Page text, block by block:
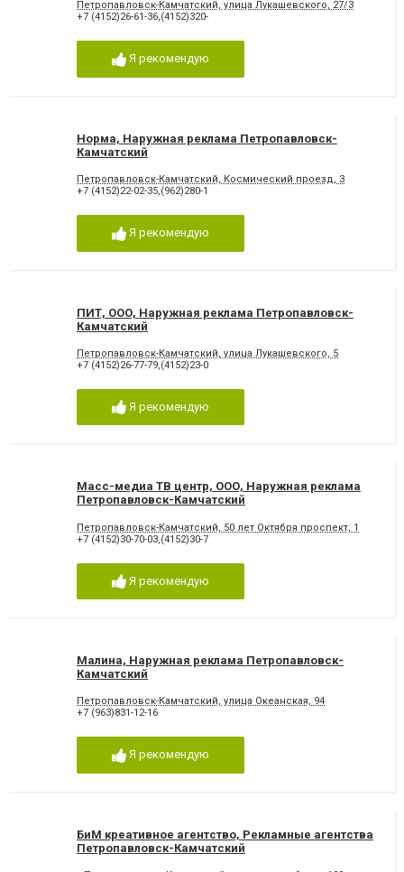
Петропавловск-Камчатский, улица Лукашевского, 27/3
+7 (4152)26-61-36,(4152)320-
Я рекомендую
Норма, Наружная реклама Петропавловск-
Камчатский
Петропавловск-Камчатский, Космический проезд, 3
+7 (4152)22-02-35,(962)280-1
Я рекомендую
ПИТ, ООО, Наружная реклама Петропавловск-
Камчатский
Петропавловск-Камчатский, улица Лукашевского, 5
+7 (4152)26-77-79,(4152)23-0
Я рекомендую
Масс-медиа ТВ центр, ООО, Наружная реклама
Петропавловск-Камчатский
Петропавловск-Камчатский, 50 лет Октября проспект, 1
+7 (4152)30-70-03,(4152)30-7
Я рекомендую
Малина, Наружная реклама Петропавловск-
Камчатский
Петропавловск-Камчатский, улица Океанская, 94
+7 (963)831-12-16
Я рекомендую
БиМ креативное агентство, Рекламные агентства
Петропавловск-Камчатский